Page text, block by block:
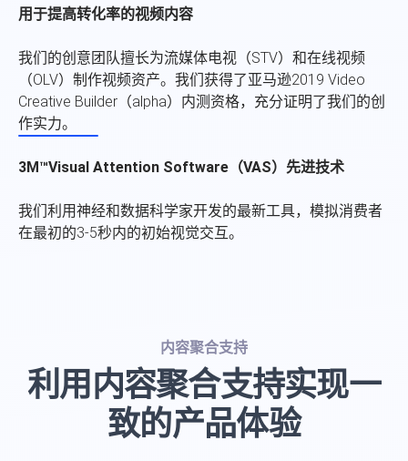
用于提高转化率的视频内容
我们的创意团队擅长为流媒体电视（STV）和在线视频
（OLV）制作视频资产。我们获得了亚马逊2019 Video
Creative Builder（alpha）内测资格，充分证明了我们的创
作实力。
3M™Visual Attention Software（VAS）先进技术
我们利用神经和数据科学家开发的最新工具，模拟消费者
在最初的3-5秒内的初始视觉交互。
内容聚合支持
利用内容聚合支持实现一
致的产品体验